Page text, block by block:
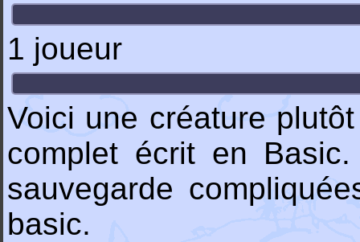
1 joueur
Voici une créature
complet écrit en
sauvegarde
basic.